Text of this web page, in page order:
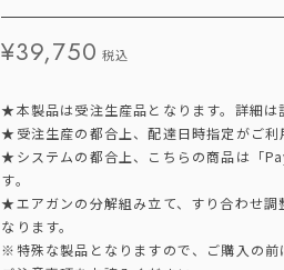
¥39,750 税込
★本製品は受注生産品となります。詳細は
★受注生産の都合上、配達日時指定がご利
★システムの都合上、こちらの商品は「
す。
★エアガンの分解組み立て、すり合わせ調
なります。
※特殊な製品となりますので、ご購入の前